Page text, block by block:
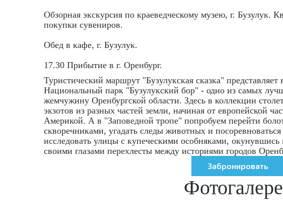
Обзорная экскурсия по краеведческому музею, г. Бузулук.
покупки сувениров.
Обед в кафе, г. Бузулук.
17.30 Прибытие в г. Оренбург.
Туристический маршрут "Бузулукская сказка" представляет
Национальный парк "Бузулукский бор" - одно из самых
жемчужину Оренбургской области. Здесь в коллекции
экзотов из разных частей земли, начиная от европейской
Америкой. А в "Заповедной тропе" попробуем перейти
скворечниками, угадать следы животных и
исследовать улицы с купеческими особняками,
своими глазами перехлесты между историями городов